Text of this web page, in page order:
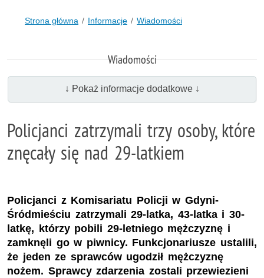
Strona główna Informacje Wiadomości
Wiadomości
↓ Pokaż informacje dodatkowe ↓
Policjanci zatrzymali trzy osoby, które
znęcały się nad 29-latkiem
Policjanci z Komisariatu Policji w Gdyni-
Śródmieściu zatrzymali 29-latka, 43-latka i 30-
latkę, którzy pobili 29-letniego mężczyznę i
zamknęli go w piwnicy. Funkcjonariusze ustalili,
że jeden ze sprawców ugodził mężczyznę
nożem. Sprawcy zdarzenia zostali przewiezieni